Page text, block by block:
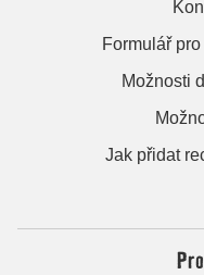
Formulář
Možnosti
Jak přidat